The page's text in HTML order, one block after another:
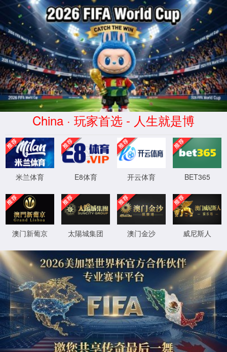
首页
实验室设计·咨询
实验室设计规划
实验室设计标准
实验室系统·方案
实验室通风系统
实验室净化系统
实验室供气系统
实验室供水系统
实验室三废系统
手术室净化系统